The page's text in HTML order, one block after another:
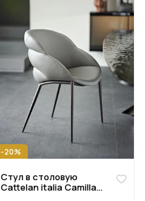
-20%
Стул в столовую
Cattelan italia Camilla